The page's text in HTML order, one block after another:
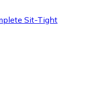
Sit-Tight